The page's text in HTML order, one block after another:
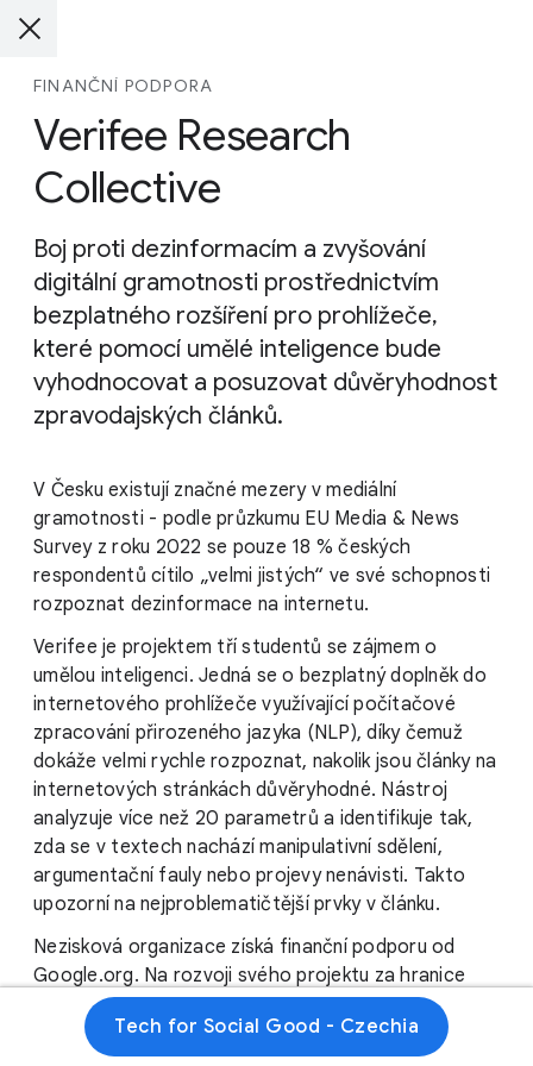
FINANČNÍ PODPORA
Verifee Research
Collective
Boj proti dezinformacím a zvyšování
digitální gramotnosti prostřednictvím
bezplatného rozšíření pro prohlížeče,
které pomocí umělé inteligence bude
vyhodnocovat a posuzovat důvěryhodnost
zpravodajských článků.
V Česku existují značné mezery v mediální
gramotnosti - podle průzkumu EU Media & News
Survey z roku 2022 se pouze 18 % českých
respondentů cítilo „velmi jistých“ ve své schopnosti
rozpoznat dezinformace na internetu.
Verifee je projektem tří studentů se zájmem o
umělou inteligenci. Jedná se o bezplatný doplněk do
internetového prohlížeče využívající počítačové
zpracování přirozeného jazyka (NLP), díky čemuž
dokáže velmi rychle rozpoznat, nakolik jsou články na
internetových stránkách důvěryhodné. Nástroj
analyzuje více než 20 parametrů a identifikuje tak,
zda se v textech nachází manipulativní sdělení,
argumentační fauly nebo projevy nenávisti. Takto
upozorní na nejproblematičtější prvky v článku.
Nezisková organizace získá finanční podporu od
Google.org. Na rozvoji svého projektu za hranice
České republiky plánuje spolupracovat i se
Středoevropskou observatoří digitálních médií
(CEDMO), kterou Google již dříve podpořil. Cílem
Tech for Social Good - Czechia